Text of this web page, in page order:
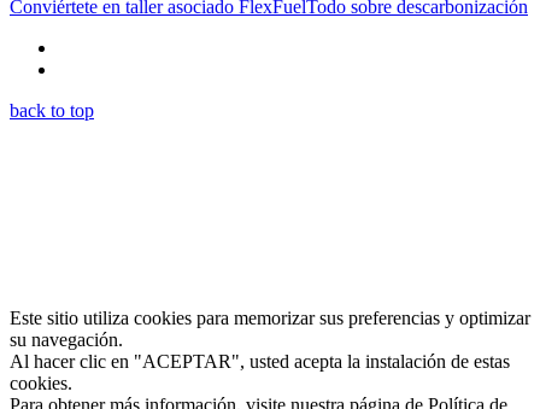
Conviértete en taller asociado FlexFuelTodo sobre descarbonización
back to top
Este sitio utiliza cookies para memorizar sus preferencias y optimizar
su navegación.
Al hacer clic en "ACEPTAR", usted acepta la instalación de estas
cookies.